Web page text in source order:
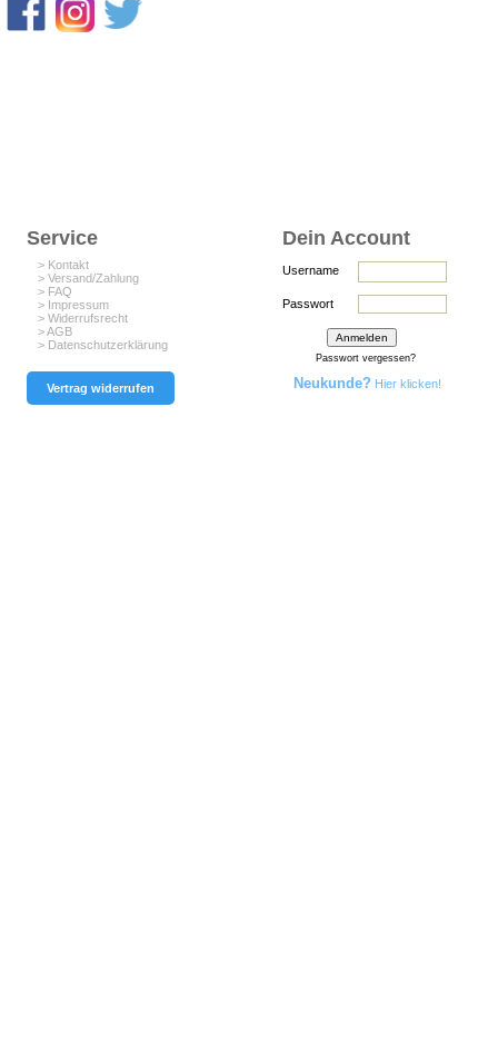
Service
> Kontakt
> Versand/Zahlung
> FAQ
> Impressum
> Widerrufsrecht
> AGB
> Datenschutzerklärung
Vertrag widerrufen
Dein Account
Username
Passwort
Passwort vergessen?
Neukunde? Hier klicken!